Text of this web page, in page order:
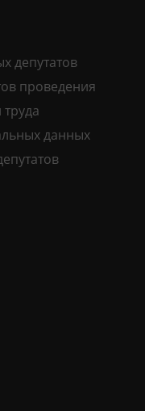
депутатов
проведения
данных